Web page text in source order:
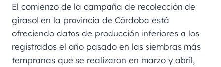
El comienzo de la campaña de recolección de
girasol en la provincia de Córdoba está
ofreciendo datos de producción inferiores a los
registrados el año pasado en las siembras más
tempranas que se realizaron en marzo y abril,